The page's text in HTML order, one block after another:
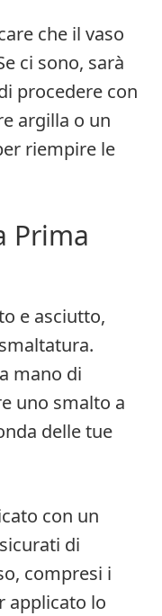
che il vaso
ci sono, sarà
procedere con
argilla o un
riempire le
Prima
e asciutto,
mano di
uno smalto a
delle tue
con un
di
compresi i
applicato lo